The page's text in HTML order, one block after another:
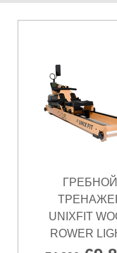
ГРЕБНОЙ
UNIXFIT
ROWER